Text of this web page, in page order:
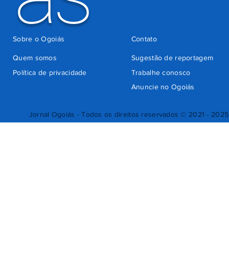
Jornal Ogoiás - Todos os direitos reservados © 2021 - 2025
Quem somos
Sugestão de reportagem
Trabalhe conosco
Política de privacidade
Anuncie no Ogoiás
Contato
Sobre o Ogoiás